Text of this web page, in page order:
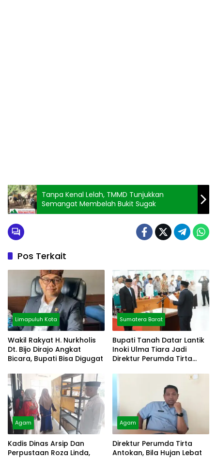
Tanpa Kenal Lelah, TMMD Tunjukkan
Semangat Membelah Bukit Sugak
Pos Terkait
Limapuluh Kota
Wakil Rakyat H. Nurkholis
Dt. Bijo Dirajo Angkat
Bicara, Bupati Bisa Digugat
Sumatera Barat
Bupati Tanah Datar Lantik
Inoki Ulma Tiara Jadi
Direktur Perumda Tirta
Agam
Kadis Dinas Arsip Dan
Perpustaan Roza Linda,
Agam
Direktur Perumda Tirta
Antokan, Bila Hujan Lebat